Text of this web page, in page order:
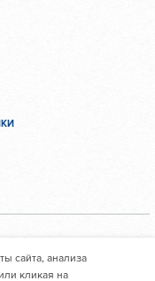
сайта, анализа
кликая на